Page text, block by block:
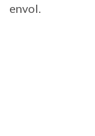
envol.